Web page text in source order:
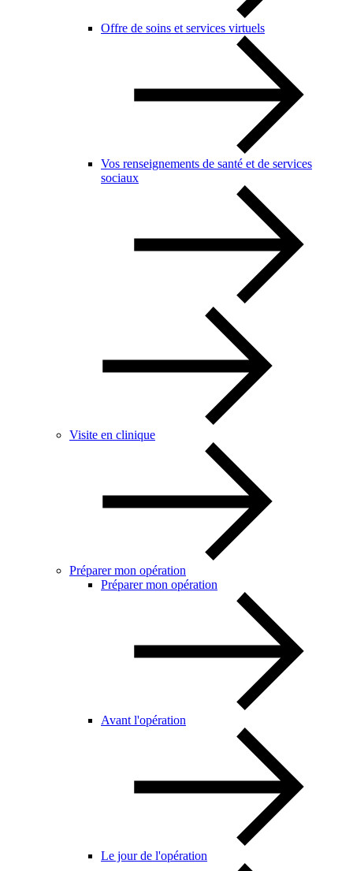
Offre de soins et services virtuels
Vos renseignements de santé et de services
sociaux
Visite en clinique
Préparer mon opération
Préparer mon opération
Avant l'opération
Le jour de l'opération